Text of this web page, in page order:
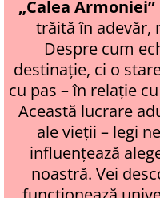
„Calea Armoniei”
trăită în adevăr,
Despre cum
destinație, ci o
cu pas – în relație
Această lucrare
ale vieții – legi
influențează
noastră. Vei